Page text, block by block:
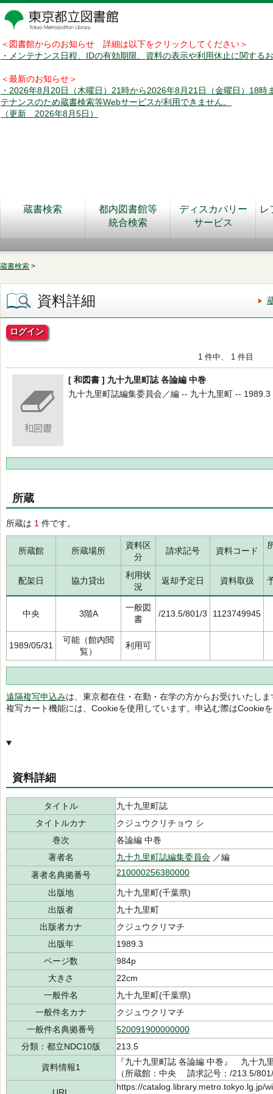
＜図書館からのお知らせ 詳細は以下をクリックしてください＞
・メンテナンス日程、IDの有効期限、資料の表示や利用休止に関する
＜最新のお知らせ＞
・2026年8月20日（木曜日）21時から2026年8月21日（金曜日）18時
テナンスのため蔵書検索等Webサービスが利用できません。
（更新 2026年8月5日）
蔵書検索
都内図書館等
統合検索
ディスカバリー
サービス
レ
蔵書検索 >
資料詳細
ログイン
1 件中、 1 件目
[ 和図書 ] 九十九里町誌 各論編 中巻
九十九里町誌編集委員会／編 -- 九十九里町 -- 1989.3
所蔵
所蔵は 1 件です。
所蔵館 所蔵場所
資料区
分
請求記号 資料コード
配架日 協力貸出
利用状
況
返却予定日 資料取扱
中央 3階A
一般図
書
/213.5/801/3 1123749945
1989/05/31
可能（館内閲
覧）
利用可
遠隔複写申込みは、東京都在住・在勤・在学の方からお受けいたしま
複写カート機能には、Cookieを使用しています。申込む際はCookie
資料詳細
タイトル
九十九里町誌
タイトルカナ
クジュウクリチョウ シ
巻次
各論編 中巻
著者名
九十九里町誌編集委員会 ／編
著者名典拠番号
210000256380000
出版地
九十九里町(千葉県)
出版者
九十九里町
出版者カナ
クジュウクリマチ
出版年
1989.3
ページ数
984p
大きさ
22cm
一般件名
九十九里町(千葉県)
一般件名カナ
クジュウクリマチ
一般件名典拠番号
520091900000000
分類：都立NDC10版
213.5
資料情報1
『九十九里町誌 各論編 中巻』 九十
（所蔵館：中央 請求記号：/213.5/
https://catalog.library.metro.tokyo.lg.jp/